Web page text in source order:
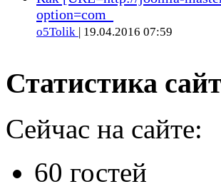
option=com_
o5Tolik | 19.04.2016 07:59
Статистика
Сейчас на сайте:
60 гостей